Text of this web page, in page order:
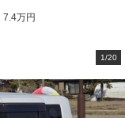
7.4万円
1/20